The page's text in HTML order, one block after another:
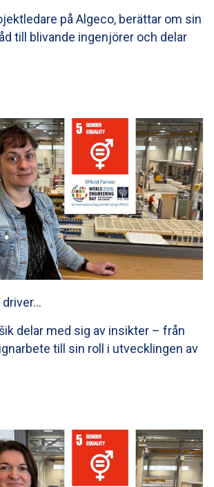
på Algeco, berättar om sin
till blivande ingenjörer och delar
delar med sig av insikter – från
till sin roll i utvecklingen av